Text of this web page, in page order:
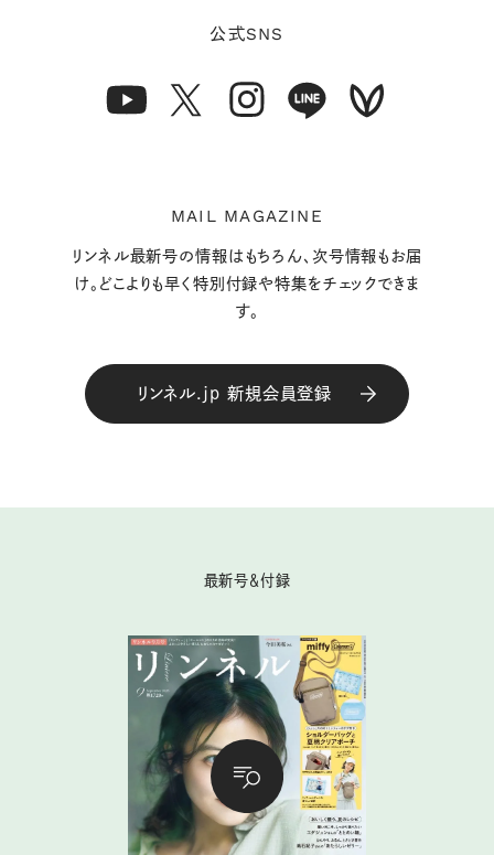
公式SNS
MAIL MAGAZINE
リンネル最新号の情報はもちろん、次号情報もお届
け。どこよりも早く特別付録や特集をチェックできま
す。
リンネル.jp 新規会員登録
最新号＆付録